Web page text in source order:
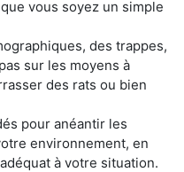
vous soyez un simple
des trappes,
sur les moyens à
des rats ou bien
pour anéantir les
environnement, en
à votre situation.